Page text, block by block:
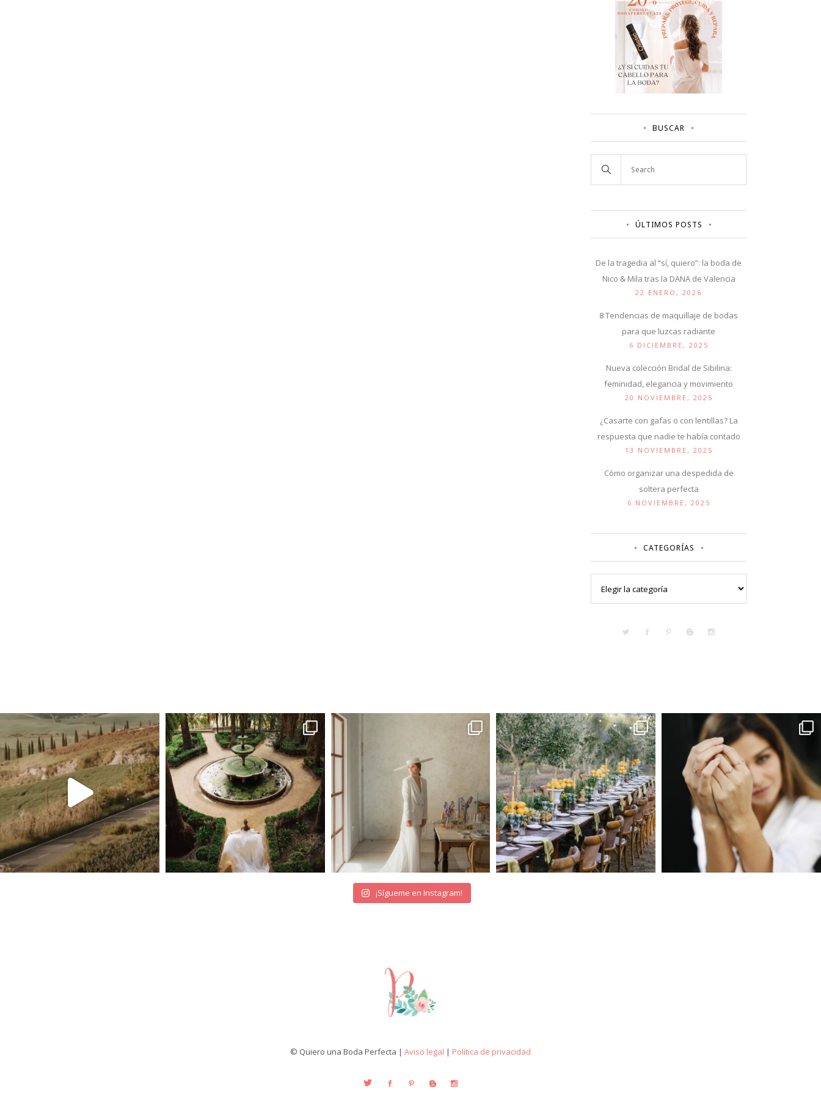
BUSCAR
ÚLTIMOS POSTS
De la tragedia al “sí, quiero”: la boda de
Nico & Mila tras la DANA de Valencia
22 ENERO, 2026
8 Tendencias de maquillaje de bodas
para que luzcas radiante
6 DICIEMBRE, 2025
Nueva colección Bridal de Sibilina:
feminidad, elegancia y movimiento
20 NOVIEMBRE, 2025
¿Casarte con gafas o con lentillas? La
respuesta que nadie te había contado
13 NOVIEMBRE, 2025
Cómo organizar una despedida de
soltera perfecta
6 NOVIEMBRE, 2025
CATEGORÍAS
¡Sígueme en Instagram!
© Quiero una Boda Perfecta | Aviso legal | Política de privacidad